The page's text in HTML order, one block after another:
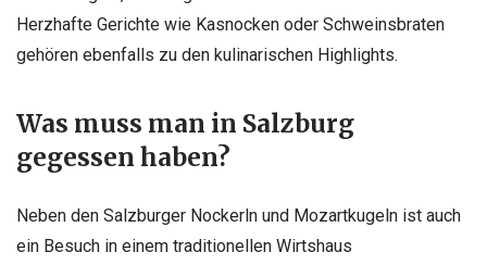
Herzhafte Gerichte wie Kasnocken oder Schweinsbraten
gehören ebenfalls zu den kulinarischen Highlights.
Was muss man in Salzburg
gegessen haben?
Neben den Salzburger Nockerln und Mozartkugeln ist auch
ein Besuch in einem traditionellen Wirtshaus